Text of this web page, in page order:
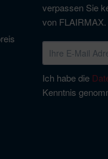
verpassen Sie
von FLAIRMAX.
Ich habe die
Kenntnis